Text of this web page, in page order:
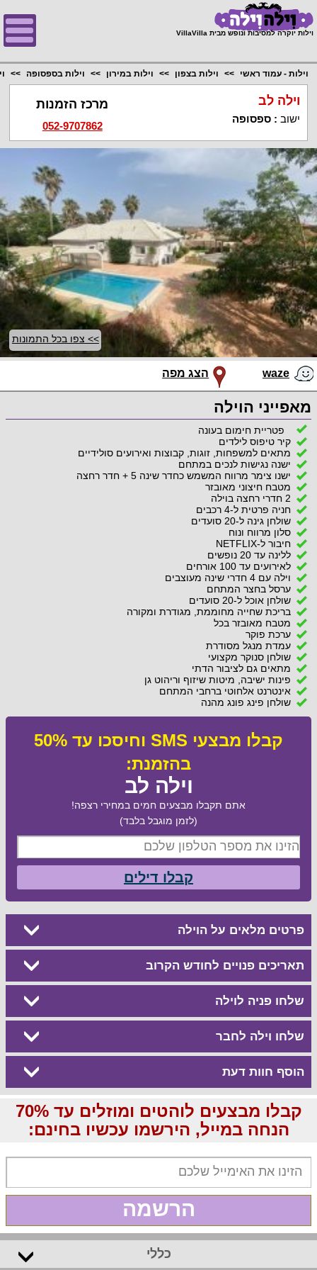
וילות יוקרה למסיבות ונופש מבית VillaVilla
וילות - עמוד ראשי וילות בצפון וילות במירון וילות בספסופה
וילה לב
ישוב :ספסופה
מרכז הזמנות
052-9707862
>> צפו בכל התמונות
waze הצג מפה
מאפייני הוילה
פטריית חימום בעונה
קיר טיפוס לילדים
מתאים למשפחות, זוגות, קבוצות ואירועים סולידיים
ישנה נגישות לנכים במתחם
ישנו צימר מרווח המשמש כחדר שינה 5 + חדר רחצה
מטבח חיצוני מאובזר
2 חדרי רחצה בוילה
חניה פרטית ל-4 רכבים
שולחן גינה ל-20 סועדים
סלון מרווח ונוח
חיבור ל-NETFLIX
ללינה עד 20 נופשים
לאירועים עד 100 אורחים
וילה עם 4 חדרי שינה מעוצבים
ערסל בחצר המתחם
שולחן אוכל ל-20 סועדים
בריכת שחייה מחוממת, מגודרת ומקורה
מטבח מאובזר בכל
ערכת פוקר
עמדת מנגל מסודרת
שולחן סנוקר מקצועי
מתאים גם לציבור הדתי
פינות ישיבה, מיטות שיזוף וריהוט גן
אינטרנט אלחוטי ברחבי המתחם
שולחן פינג פונג מהנה
קבלו מבצעי SMS וחיסכו עד 50%
בהזמנת:
וילה לב
אתם תקבלו מבצעים חמים במחירי רצפה!
(לזמן מוגבל בלבד)
קבלו דילים
פרטים מלאים על הוילה
תאריכים פנויים לחודש הקרוב
שלחו פניה לוילה
שלחו וילה לחבר
הוסף חוות דעת
קבלו מבצעים לוהטים ומוזלים עד 70%
הנחה במייל, הירשמו עכשיו בחינם:
הרשמה
כללי